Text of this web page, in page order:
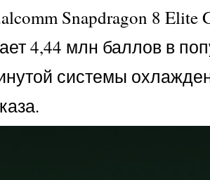
Snapdragon 8
4,44 млн баллов в
системы